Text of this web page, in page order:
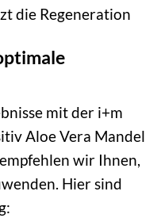
die Regeneration
mit der i+m
Aloe Vera Mandel
wir Ihnen,
Hier sind